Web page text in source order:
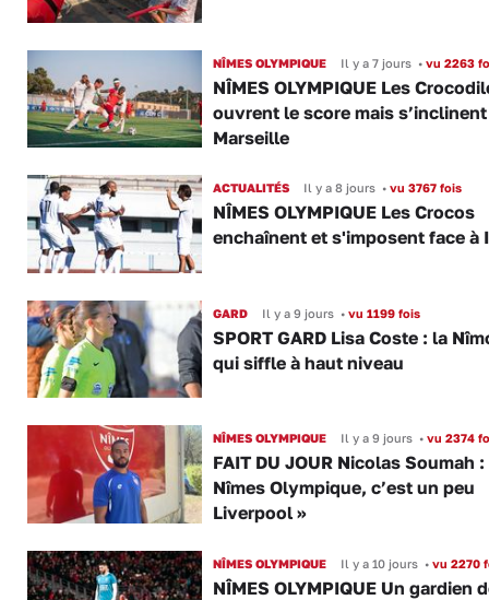
NÎMES OLYMPIQUE Il y a 7 jours •vu 2263
NÎMES OLYMPIQUE Les
ouvrent le score mais s’inclinent
Marseille
ACTUALITÉS Il y a 8 jours •vu 3767 fois
NÎMES OLYMPIQUE Les Crocos
enchaînent et s'imposent face à
GARD Il y a 9 jours •vu 1199 fois
SPORT GARD Lisa Coste : la
qui siffle à haut niveau
NÎMES OLYMPIQUE Il y a 9 jours •vu 2374
FAIT DU JOUR Nicolas Soumah :
Nîmes Olympique, c’est un peu
Liverpool »
NÎMES OLYMPIQUE Il y a 10 jours •vu 2270
NÎMES OLYMPIQUE Un gardien